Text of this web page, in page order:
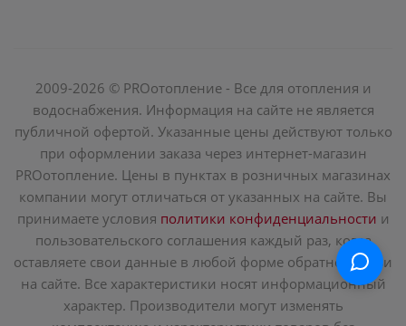
2009-2026 © PROотопление - Все для отопления и
водоснабжения. Информация на сайте не является
публичной офертой. Указанные цены действуют только
при оформлении заказа через интернет-магазин
PROотопление. Цены в пунктах в розничных магазинах
компании могут отличаться от указанных на сайте. Вы
принимаете условия политики конфиденциальности и
пользовательского соглашения каждый раз, когда
оставляете свои данные в любой форме обратной связи
на сайте. Все характеристики носят информационный
характер. Производители могут изменять